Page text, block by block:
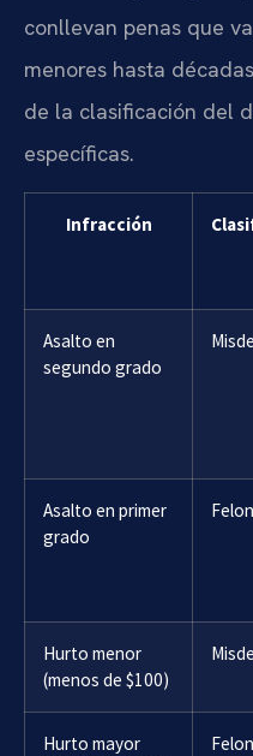
conllevan penas que
menores hasta
de la clasificación del
específicas.
Infracción
Asalto en
segundo grado
Asalto en primer
grado
Hurto menor
(menos de $100)
Hurto mayor